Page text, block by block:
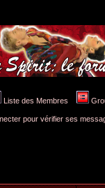
Liste des Membres
pour vérifier ses